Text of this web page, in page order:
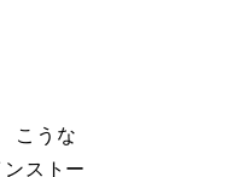
こうな
ストー